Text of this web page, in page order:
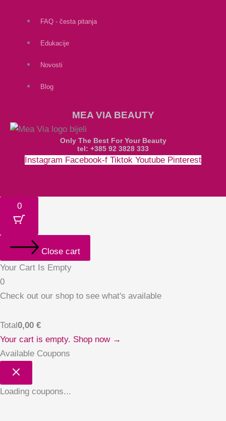
FAQ - česta pitanja
Edukacije
Novosti
Blog
MEA VIA BEAUTY
Only The Best For Your Beauty
tel: +385 92 3828 333
Instagram Facebook-f Tiktok Youtube Pinterest
0
Close cart
Your Cart Is Empty
0
Check out our shop to see what's available
Total0,00 €
Your cart is empty. Shop now →
Available Coupons
Loading coupons...